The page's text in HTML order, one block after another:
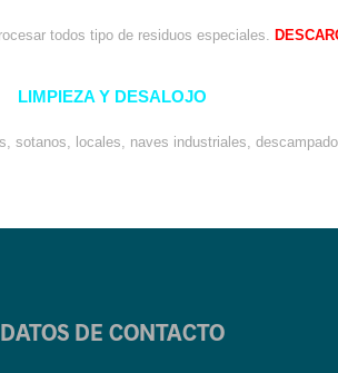
todos tipo de residuos especiales.
LIMPIEZA Y DESALOJO
sotanos, locales, naves industriales,
DATOS DE CONTACTO